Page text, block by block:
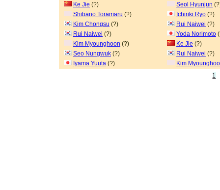
Ke Jie (?) Seol Hyunjun
Shibano Toramaru (?) Ichiriki Ryo (?)
Kim Chongsu (?) Rui Naiwei (?)
Rui Naiwei (?) Yoda Norimoto
Kim Myounghoon (?) Ke Jie (?)
Seo Nungwuk (?) Rui Naiwei (?)
Iyama Yuuta (?)
Kim
1